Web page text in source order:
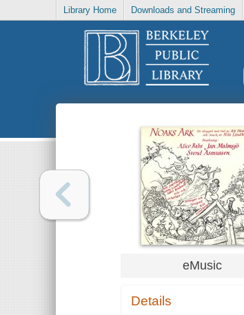
Library Home Downloads and Streaming
eMusic
Details